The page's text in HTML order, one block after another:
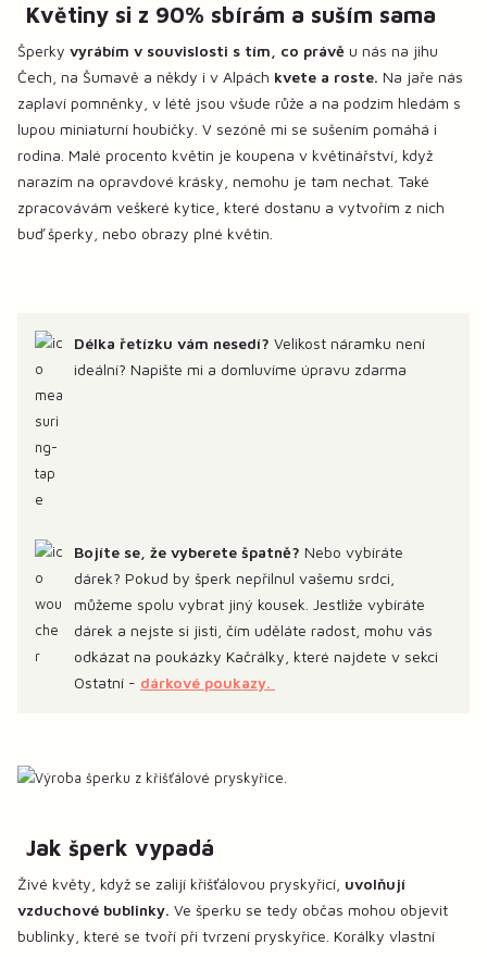
Květiny si z 90% sbírám a suším sama
Šperky vyrábím v souvislosti s tím, co právě u nás na jihu
Čech, na Šumavě a někdy i v Alpách kvete a roste. Na jaře nás
zaplaví pomněnky, v létě jsou všude růže a na podzim hledám s
lupou miniaturní houbičky. V sezóně mi se sušením pomáhá i
rodina. Malé procento květin je koupena v květinářství, když
narazím na opravdové krásky, nemohu je tam nechat. Také
zpracovávám veškeré kytice, které dostanu a vytvořím z nich
buď šperky, nebo obrazy plné květin.
Délka řetízku vám nesedí? Velikost náramku není
ideální? Napište mi a domluvíme úpravu zdarma
Bojíte se, že vyberete špatně? Nebo vybíráte
dárek? Pokud by šperk nepřilnul vašemu srdci,
můžeme spolu vybrat jiný kousek. Jestliže vybíráte
dárek a nejste si jisti, čím uděláte radost, mohu vás
odkázat na poukázky Kačrálky, které najdete v sekci
Ostatní - dárkové poukazy.
Jak šperk vypadá
Živé květy, když se zalijí křišťálovou pryskyřicí, uvolňují
vzduchové bublinky. Ve šperku se tedy občas mohou objevit
bublinky, které se tvoří při tvrzení pryskyřice. Korálky vlastní